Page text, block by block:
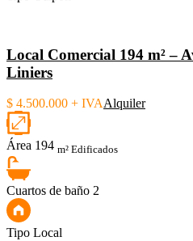
Local Comercial 194 m² –
Liniers
$ 4.500.000 + IVAAlquiler
Área 194 m² Edificados
Cuartos de baño 2
Tipo Local